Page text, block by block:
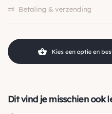
KleurBetaling & verzending
Kies een optie en
Dit vind je misschien ook